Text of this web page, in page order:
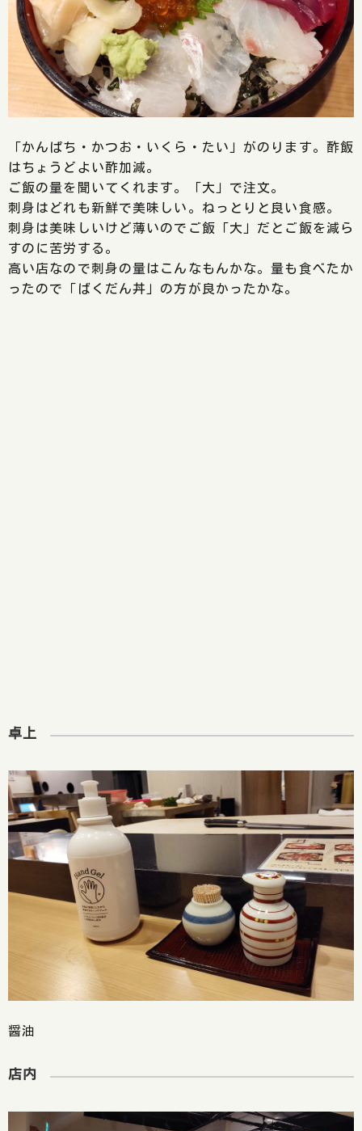
「かんぱち・かつお・いくら・たい」がのります。酢飯
はちょうどよい酢加減。
ご飯の量を聞いてくれます。「大」で注文。
刺身はどれも新鮮で美味しい。ねっとりと良い食感。
刺身は美味しいけど薄いのでご飯「大」だとご飯を減ら
すのに苦労する。
高い店なので刺身の量はこんなもんかな。量も食べたか
ったので「ばくだん丼」の方が良かったかな。
卓上
醤油
店内